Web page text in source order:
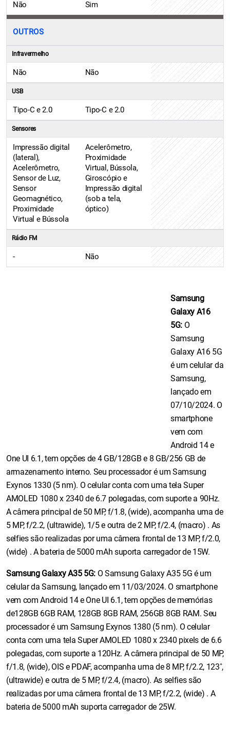
Não Sim
OUTROS
Infravermelho
Não Não
USB
Tipo-C e 2.0 Tipo-C e 2.0
Sensores
Impressão digital
(lateral),
Acelerômetro,
Sensor de Luz,
Sensor
Geomagnético,
Proximidade
Virtual e Bússola
Acelerômetro,
Proximidade
Virtual, Bússola,
Giroscópio e
Impressão digital
(sob a tela,
óptico)
Rádio FM
- Não
Samsung
Galaxy A16
5G: O
Samsung
Galaxy A16 5G
é um celular da
Samsung,
lançado em
07/10/2024. O
smartphone
vem com
Android 14 e
One UI 6.1, tem opções de 4 GB/128GB e 8 GB/256 GB de
armazenamento interno. Seu processador é um Samsung
Exynos 1330 (5 nm). O celular conta com uma tela Super
AMOLED 1080 x 2340 de 6.7 polegadas, com suporte a 90Hz.
A câmera principal de 50 MP, f/1.8, (wide), acompanha uma de
5 MP, f/2.2, (ultrawide), 1/5 e outra de 2 MP, f/2.4, (macro) . As
selfies são realizadas por uma câmera frontal de 13 MP, f/2.0,
(wide) . A bateria de 5000 mAh suporta carregador de 15W.
Samsung Galaxy A35 5G:O Samsung Galaxy A35 5G é um
celular da Samsung, lançado em 11/03/2024. O smartphone
vem com Android 14 e One UI 6.1, tem opções de memórias
de128GB 6GB RAM, 128GB 8GB RAM, 256GB 8GB RAM. Seu
processador é um Samsung Exynos 1380 (5 nm). O celular
conta com uma tela Super AMOLED 1080 x 2340 pixels de 6.6
polegadas, com suporte a 120Hz. A câmera principal de 50 MP,
f/1.8, (wide), OIS e PDAF, acompanha uma de 8 MP, f/2.2, 123˚,
(ultrawide) e outra de 5 MP, f/2.4, (macro). As selfies são
realizadas por uma câmera frontal de 13 MP, f/2.2, (wide) . A
bateria de 5000 mAh suporta carregador de 25W.